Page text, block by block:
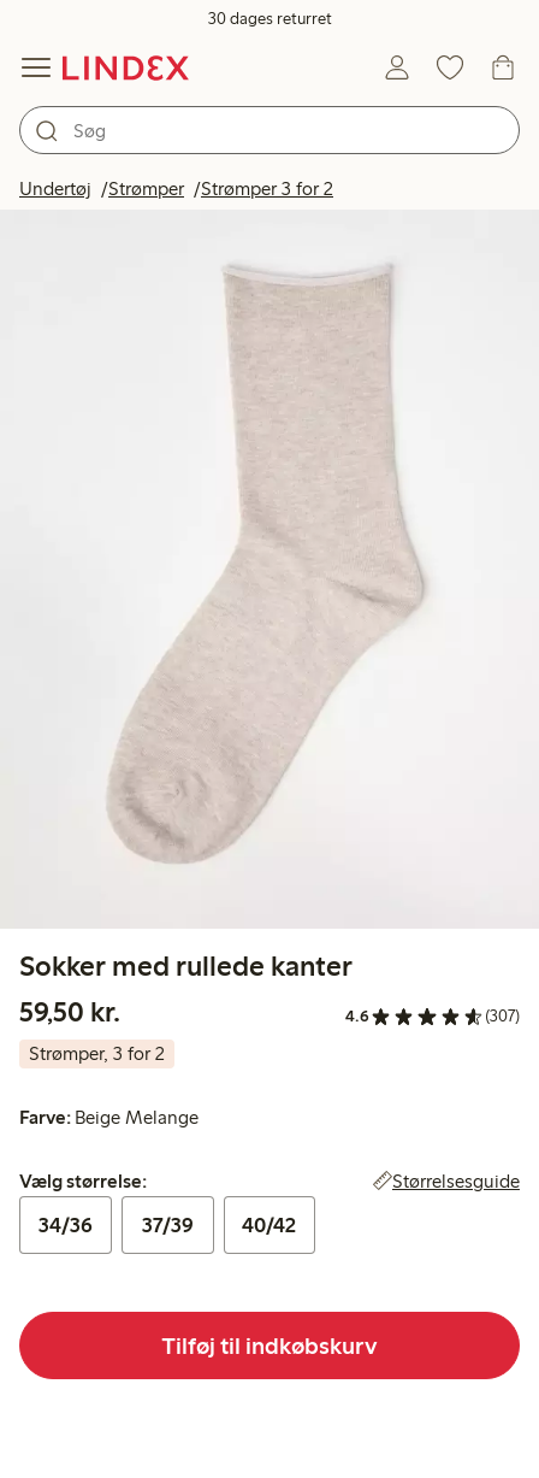
30 dages returret
Undertøj Strømper Strømper 3 for 2
Sokker med rullede kanter
59,50 kr.
4.6 (307)
Strømper, 3 for 2
Farve: Beige Melange
Vælg størrelse:
Vælg størrelse: Størrelsesguide
34/36 37/39 40/42
Tilføj til indkøbskurv